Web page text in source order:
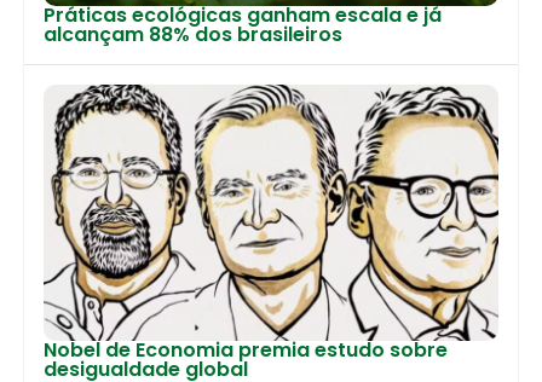
Práticas ecológicas ganham escala e já
alcançam 88% dos brasileiros
Nobel de Economia premia estudo sobre
desigualdade global